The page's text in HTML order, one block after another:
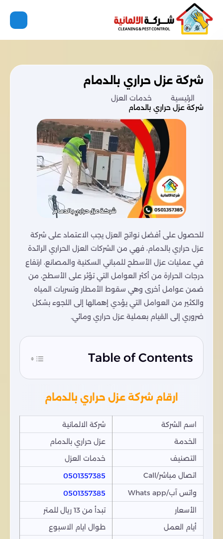
شركة عزل حراري بالدمام
الرئيسية
خدمات العزل
شركة عزل حراري بالدمام
للحصول على أفضل نواتج العزل يجب الاعتماد على شركة
عزل حراري بالدمام، فهي من الشركات العزل الحراري الرائدة
في عمليات عزل الأسطح للمباني السكنية والمصانع، ارتفاع
درجات الحرارة من أكثر العوامل التي تؤثر على الأسطح، من
ضمن عوامل أخرى وهي سقوط الأمطار وتسربات المياه
والكثير من العوامل التي يؤدي إهمالها إلى اللجوء بشكل
ضروري إلى القيام بعملية عزل حراري ومائي.
Table of Contents
ارقام شركة عزل حراري بالدمام
اسم الشركة
شركة الالمانية
الخدمة
عزل حراري بالدمام
التصنيف
خدمات العزل
اتصال مباشر/Call
0501357385
واتس آب/Whats app
0501357385
الأسعار
تبدأ من 13 ريال للمتر
أيام العمل
طوال ايام الاسبوع